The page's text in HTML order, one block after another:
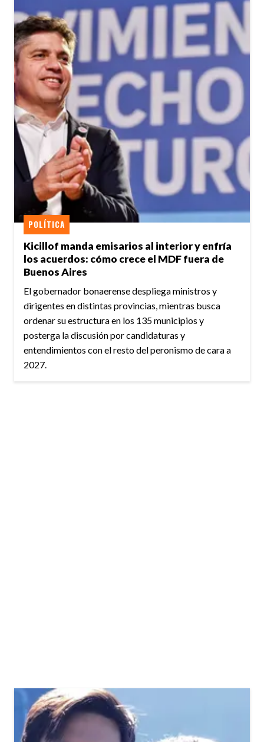
Kicillof manda emisarios al interior y enfría
los acuerdos: cómo crece el MDF fuera de
Buenos Aires
POLÍTICA
El gobernador bonaerense despliega ministros y
dirigentes en distintas provincias, mientras busca
ordenar su estructura en los 135 municipios y
posterga la discusión por candidaturas y
entendimientos con el resto del peronismo de cara a
2027.